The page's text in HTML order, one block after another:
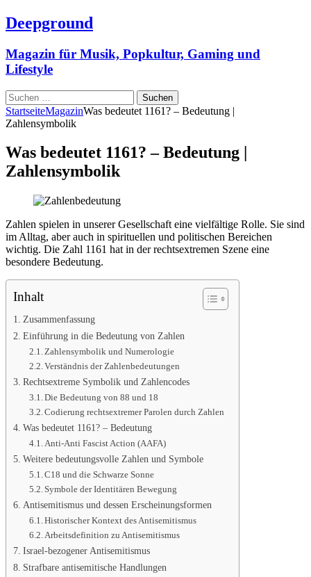
Deepground
Magazin für Musik, Popkultur, Gaming und
Lifestyle
Suchen
nach:
StartseiteMagazinWas bedeutet 1161? – Bedeutung |
Zahlensymbolik
Was bedeutet 1161? – Bedeutung |
Zahlensymbolik
Zahlen spielen in unserer Gesellschaft eine vielfältige Rolle. Sie sind
im Alltag, aber auch in spirituellen und politischen Bereichen
wichtig. Die Zahl 1161 hat in der rechtsextremen Szene eine
besondere Bedeutung.
Inhalt
Zusammenfassung
Einführung in die Bedeutung von Zahlen
Zahlensymbolik und Numerologie
Verständnis der Zahlenbedeutungen
Rechtsextreme Symbolik und Zahlencodes
Die Bedeutung von 88 und 18
Codierung rechtsextremer Parolen durch Zahlen
Was bedeutet 1161? – Bedeutung
Anti-Anti Fascist Action (AAFA)
Weitere bedeutungsvolle Zahlen und Symbole
C18 und die Schwarze Sonne
Symbole der Identitären Bewegung
Antisemitismus und dessen Erscheinungsformen
Historischer Kontext des Antisemitismus
Arbeitsdefinition zu Antisemitismus
Israel-bezogener Antisemitismus
Strafbare antisemitische Handlungen